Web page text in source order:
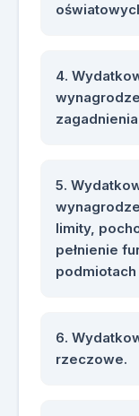
limity,
pełnienie
podmiotach
rzeczowe.